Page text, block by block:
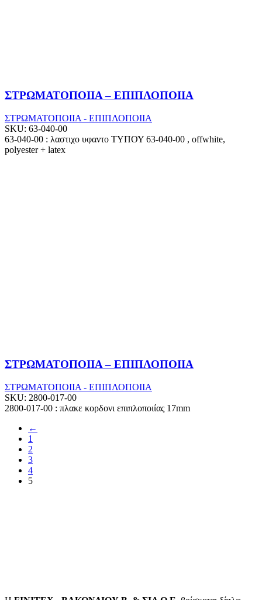
ΣΤΡΩΜΑΤΟΠΟΙΙΑ – ΕΠΙΠΛΟΠΟΙΙΑ
ΣΤΡΩΜΑΤΟΠΟΙΙΑ - ΕΠΙΠΛΟΠΟΙΙΑ
SKU: 63-040-00
63-040-00 : λαστιχο υφαντο ΤΥΠΟΥ 63-040-00 , offwhite,
polyester + latex
ΣΤΡΩΜΑΤΟΠΟΙΙΑ – ΕΠΙΠΛΟΠΟΙΙΑ
ΣΤΡΩΜΑΤΟΠΟΙΙΑ - ΕΠΙΠΛΟΠΟΙΙΑ
SKU: 2800-017-00
2800-017-00 : πλακε κορδονι επιπλοποιίας 17mm
←
1
2
3
4
5